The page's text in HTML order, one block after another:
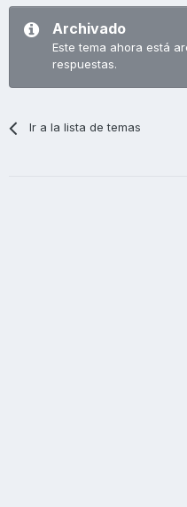
Archivado
Este tema ahora está
respuestas.
Ir a la lista de temas